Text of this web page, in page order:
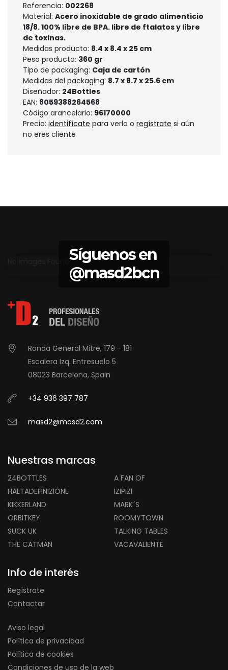
Referencia: 002268
Material: Acero inoxidable de grado alimenticio
18/8. 100% libre de BPA. libre de ftalatos y libre
de toxinas.
Medidas producto: 8.4 x 8.4 x 25 cm
Peso producto: 360 gr
Tipo de packaging: Caja de cartón
Medidas del packaging: 8.7 x 8.7 x 25.6 cm
Diseñador: 24Bottles
EAN: 8059388264568
Código arancelario: 96170000
Precio: identifícate para verlo o regístrate si aún
no eres cliente
Síguenos en
@masd2bcn
Ronda General Mitre, 179 - 181
Escalera Izq. Entresuelo 5
08023 Barcelona, Spain
+34 936 397 787
masd2@masd2.com
Nuestras marcas
24BOTTLES
A FAN OF
HALTADEFINIZIONE
IZIPIZI
KIKKERLAND
MARK´S
ORBITKEY
ROOMYTOWN
SUCK UK
TALKING TABLES
THE CATMAN
VACAVALIENTE
Info de interés
Regístrate
Contactar
Aviso legal
Política de privacidad
Política de cookies
Condiciones de uso de la web